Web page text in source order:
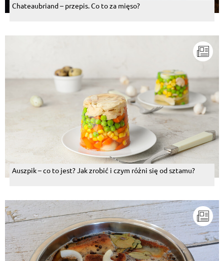
Chateaubriand – przepis. Co to za mięso?
Auszpik – co to jest? Jak zrobić i czym różni się od sztamu?